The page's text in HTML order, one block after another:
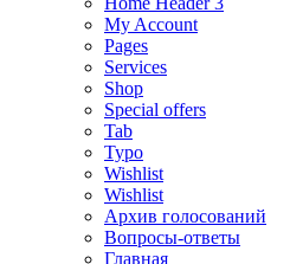
My Account
Pages
Services
Shop
Special offers
Tab
Typo
Wishlist
Wishlist
Архив голосований
Вопросы-ответы
Главная